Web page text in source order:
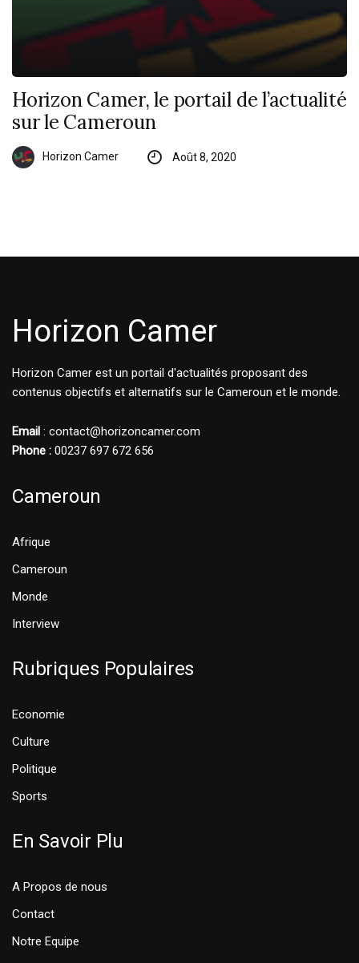
Horizon Camer, le portail de l’actualité
sur le Cameroun
Horizon Camer Août 8, 2020
Horizon Camer
Horizon Camer est un portail d'actualités proposant des
contenus objectifs et alternatifs sur le Cameroun et le monde.
Email : contact@horizoncamer.com
Phone : 00237 697 672 656
Cameroun
Afrique
Cameroun
Monde
Interview
Rubriques Populaires
Economie
Culture
Politique
Sports
En Savoir Plu
A Propos de nous
Contact
Notre Equipe